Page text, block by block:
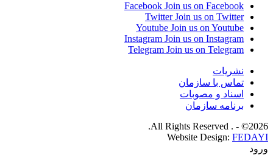
Facebook Join us on Facebook
Twitter Join us on Twitter
Youtube Join us on Youtube
Instagram Join us on Instagram
Telegram Join us on Telegram
نشریات
تماس با سازمان
اسناد و مصوبات
برنامه سازمان
2026© - . All Rights Reserved.
Website Design: FEDAYI
ورود